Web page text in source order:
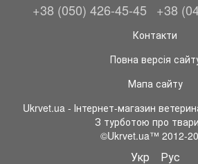
+38 (050) 426-45-45
+38
Контакти
Повна версія
Мапа сайту
Ukrvet.ua - Інтернет-магазин
З турботою про
©Ukrvet.ua™ 2012-
Укр Рус